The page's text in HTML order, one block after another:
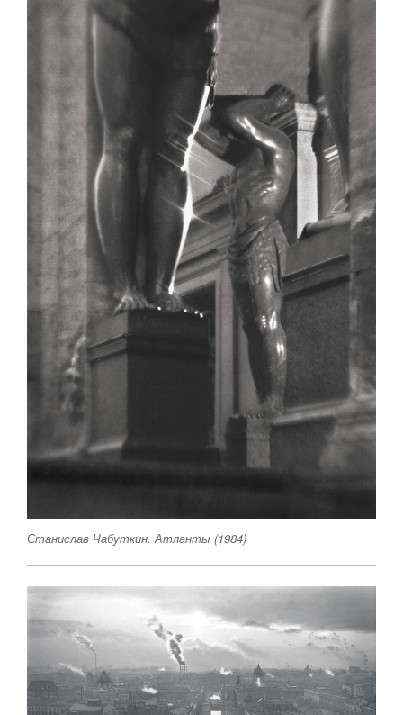
Станислав Чабуткин. Атланты (1984)